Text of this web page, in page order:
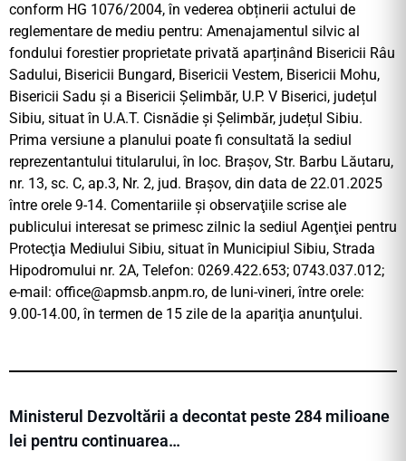
conform HG 1076/2004, în vederea obținerii actului de
reglementare de mediu pentru: Amenajamentul silvic al
fondului forestier proprietate privată aparținând Bisericii Râu
Sadului, Bisericii Bungard, Bisericii Vestem, Bisericii Mohu,
Bisericii Sadu și a Bisericii Șelimbăr, U.P. V Biserici, județul
Sibiu, situat în U.A.T. Cisnădie și Șelimbăr, județul Sibiu.
Prima versiune a planului poate fi consultată la sediul
reprezentantului titularului, în loc. Brașov, Str. Barbu Lăutaru,
nr. 13, sc. C, ap.3, Nr. 2, jud. Brașov, din data de 22.01.2025
între orele 9-14. Comentariile şi observaţiile scrise ale
publicului interesat se primesc zilnic la sediul Agenţiei pentru
Protecţia Mediului Sibiu, situat în Municipiul Sibiu, Strada
Hipodromului nr. 2A, Telefon: 0269.422.653; 0743.037.012;
e-mail: office@apmsb.anpm.ro, de luni-vineri, între orele:
9.00-14.00, în termen de 15 zile de la apariţia anunţului.
Ministerul Dezvoltării a decontat peste 284 milioane
lei pentru continuarea…